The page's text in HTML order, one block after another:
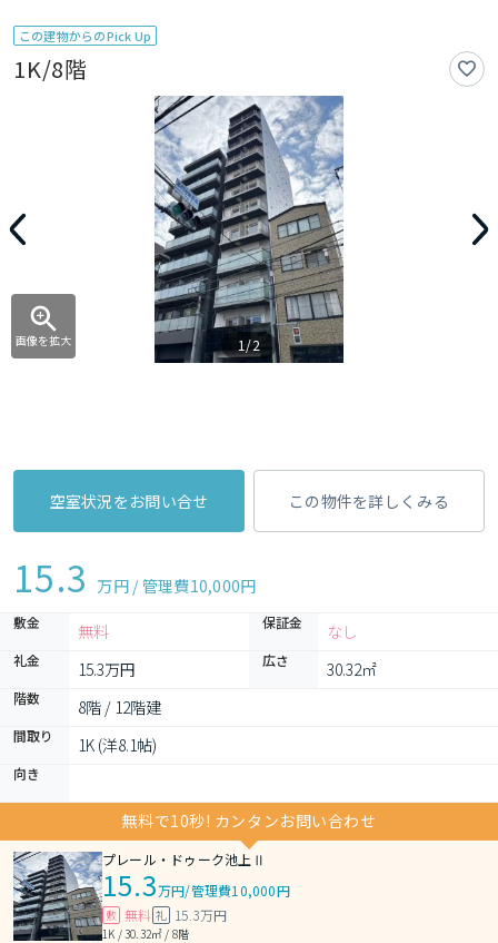
この建物からのPick Up
1K/8階
画像を拡大 1/2
空室状況をお問い合せ この物件を詳しくみる
15.3 万円 / 管理費10,000円
敷金 無料 保証金 なし
礼金 15.3万円 広さ 30.32㎡
階数 8階 / 12階建
間取り 1K (洋8.1帖)
向き
無料で10秒! カンタンお問い合わせ
プレール・ドゥーク池上Ⅱ
15.3万円/管理費10,000円
敷 無料 礼 15.3万円
1K / 30.32㎡ / 8階